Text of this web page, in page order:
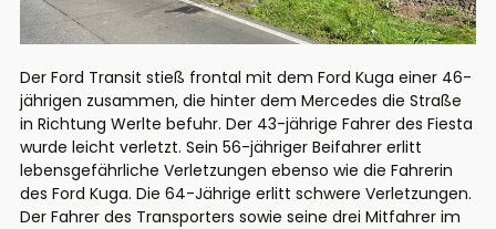
Der Ford Transit stieß frontal mit dem Ford Kuga einer 46-
jährigen zusammen, die hinter dem Mercedes die Straße
in Richtung Werlte befuhr. Der 43-jährige Fahrer des Fiesta
wurde leicht verletzt. Sein 56-jähriger Beifahrer erlitt
lebensgefährliche Verletzungen ebenso wie die Fahrerin
des Ford Kuga. Die 64-Jährige erlitt schwere Verletzungen.
Der Fahrer des Transporters sowie seine drei Mitfahrer im